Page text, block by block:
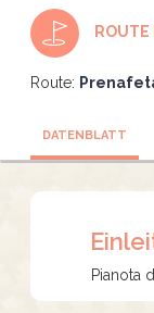
ROUTE
Route:
DATENBLATT
Pianota